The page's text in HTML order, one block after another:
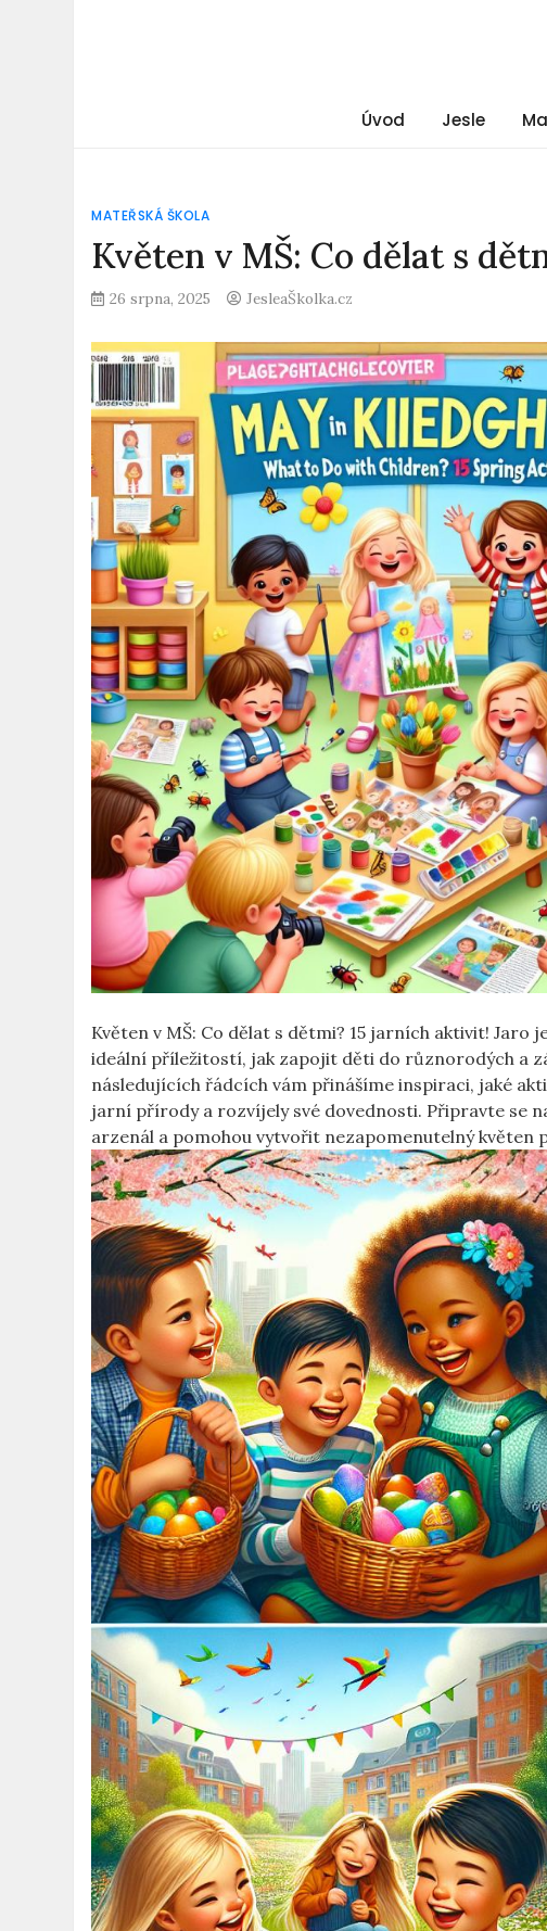
Úvod Jesle
MATEŘSKÁ ŠKOLA
Květen v MŠ: Co dělat s
26 srpna, 2025 JesleaŠkolka.cz
Květen v MŠ: Co dělat s dětmi? 15 jarních aktivit!
ideální příležitostí, jak zapojit děti do‌ různorodých​ a
⁢následujících řádcích vám přinášíme inspiraci, jaké
jarní přírody a rozvíjely ​své dovednosti. Připravte se
arzenál a pomohou vytvořit nezapomenutelný květen